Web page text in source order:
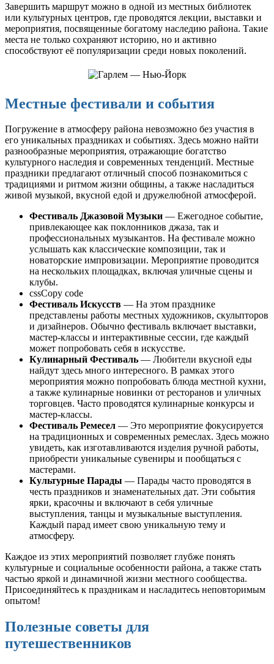
Завершить маршрут можно в одной из местных библиотек
или культурных центров, где проводятся лекции, выставки и
мероприятия, посвященные богатому наследию района. Такие
места не только сохраняют историю, но и активно
способствуют её популяризации среди новых поколений.
Местные фестивали и события
Погружение в атмосферу района невозможно без участия в
его уникальных праздниках и событиях. Здесь можно найти
разнообразные мероприятия, отражающие богатство
культурного наследия и современных тенденций. Местные
праздники предлагают отличный способ познакомиться с
традициями и ритмом жизни общины, а также насладиться
живой музыкой, вкусной едой и дружелюбной атмосферой.
Фестиваль Джазовой Музыки — Ежегодное событие,
привлекающее как поклонников джаза, так и
профессиональных музыкантов. На фестивале можно
услышать как классические композиции, так и
новаторские импровизации. Мероприятие проводится
на нескольких площадках, включая уличные сцены и
клубы.
cssCopy code
Фестиваль Искусств — На этом празднике
представлены работы местных художников, скульпторов
и дизайнеров. Обычно фестиваль включает выставки,
мастер-классы и интерактивные сессии, где каждый
может попробовать себя в искусстве.
Кулинарный Фестиваль — Любители вкусной еды
найдут здесь много интересного. В рамках этого
мероприятия можно попробовать блюда местной кухни,
а также кулинарные новинки от ресторанов и уличных
торговцев. Часто проводятся кулинарные конкурсы и
мастер-классы.
Фестиваль Ремесел — Это мероприятие фокусируется
на традиционных и современных ремеслах. Здесь можно
увидеть, как изготавливаются изделия ручной работы,
приобрести уникальные сувениры и пообщаться с
мастерами.
Культурные Парады — Парады часто проводятся в
честь праздников и знаменательных дат. Эти события
ярки, красочны и включают в себя уличные
выступления, танцы и музыкальные выступления.
Каждый парад имеет свою уникальную тему и
атмосферу.
Каждое из этих мероприятий позволяет глубже понять
культурные и социальные особенности района, а также стать
частью яркой и динамичной жизни местного сообщества.
Присоединяйтесь к праздникам и насладитесь неповторимым
опытом!
Полезные советы для
путешественников